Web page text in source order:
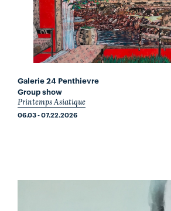
Galerie 24 Penthievre
Group show
Printemps Asiatique
06.03 - 07.22.2026